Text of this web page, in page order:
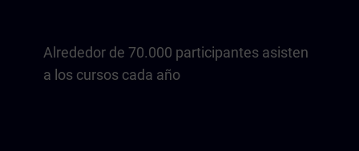
Alrededor de 70.000 participantes asisten
a los cursos cada año